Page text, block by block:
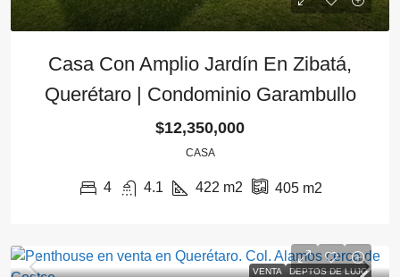
Casa Con Amplio Jardín En Zibatá,
Querétaro | Condominio Garambullo
$12,350,000
CASA
4 4.1 422 m2 405m2
VENTA DEPTOS DE LUJO